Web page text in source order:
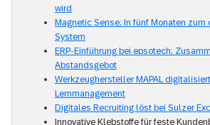
wird
Magnetic Sense: In fünf Monaten zum
System
ERP-Einführung bei epsotech:
Abstandsgebot
Werkzeughersteller MAPAL
Lernmanagement
Digitales Recruiting löst bei Sulzer
Innovative Klebstoffe für feste